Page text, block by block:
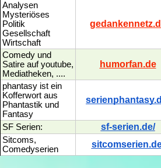
Analysen
Mysteriöses
Politik
Gesellschaft
Wirtschaft
Comedy und
Satire auf youtube,
Mediatheken, ....
humorfan.de
phantasy ist ein
Kofferwort aus
Phantastik und
Fantasy
SF Serien: sf-serien.de/
Sitcoms,
Comedyserien